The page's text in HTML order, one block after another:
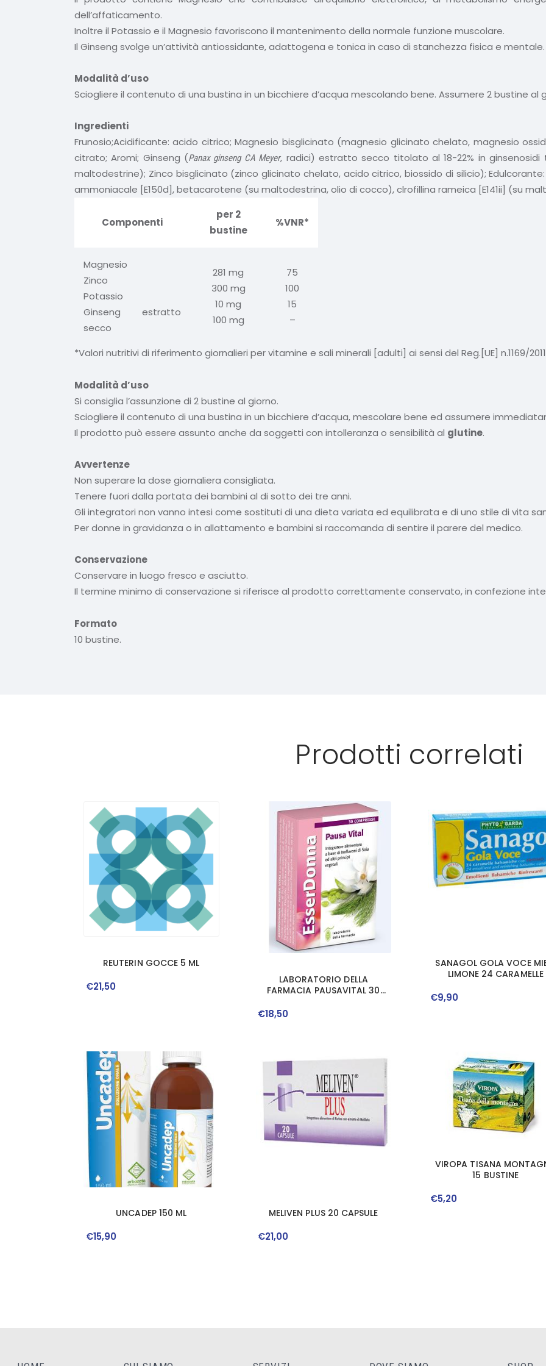
dell’affaticamento.
Inoltre il Potassio e il Magnesio favoriscono il mantenimento della normale funzione muscolare.
Il Ginseng svolge un’attività antiossidante, adattogena e tonica in caso di stanchezza fisica e mentale.
Modalità d’uso
Sciogliere il contenuto di una bustina in un bicchiere d’acqua mescolando bene. Assumere 2 bustine al
Ingredienti
Frunosio;Acidificante: acido citrico; Magnesio bisglicinato (magnesio glicinato chelato, magnesio
citrato; Aromi; Ginseng (Panax ginseng CA Meyer, radici) estratto secco titolato al 18-22% in
maltodestrine); Zinco bisglicinato (zinco glicinato chelato, acido citrico, biossido di silicio);
ammoniacale [E150d], betacarotene (su maltodestrina, olio di cocco), clrofillina rameica [E141ii] (su
Componenti
per 2
bustine
%VNR*
Magnesio
Zinco
Potassio
Ginseng estratto
secco
281 mg
300 mg
10 mg
100 mg
75
100
15
–
*Valori nutritivi di riferimento giornalieri per vitamine e sali minerali [adulti] ai sensi del Reg.[UE] n.1169/2011
Modalità d’uso
Si consiglia l’assunzione di 2 bustine al giorno.
Sciogliere il contenuto di una bustina in un bicchiere d’acqua, mescolare bene ed assumere
Il prodotto può essere assunto anche da soggetti con intolleranza o sensibilità al glutine.
Avvertenze
Non superare la dose giornaliera consigliata.
Tenere fuori dalla portata dei bambini al di sotto dei tre anni.
Gli integratori non vanno intesi come sostituti di una dieta variata ed equilibrata e di uno stile di vita
Per donne in gravidanza o in allattamento e bambini si raccomanda di sentire il parere del medico.
Conservazione
Conservare in luogo fresco e asciutto.
Il termine minimo di conservazione si riferisce al prodotto correttamente conservato, in confezione
Formato
10 bustine.
Prodotti correlati
REUTERIN GOCCE 5 ML
€21,50
LABORATORIO DELLA
FARMACIA PAUSAVITAL 30
€18,50
SANAGOL GOLA VOCE
LIMONE 24 CARAMELLE
€9,90
UNCADEP 150 ML
€15,90
MELIVEN PLUS 20 CAPSULE
€21,00
VIROPA TISANA
15 BUSTINE
€5,20